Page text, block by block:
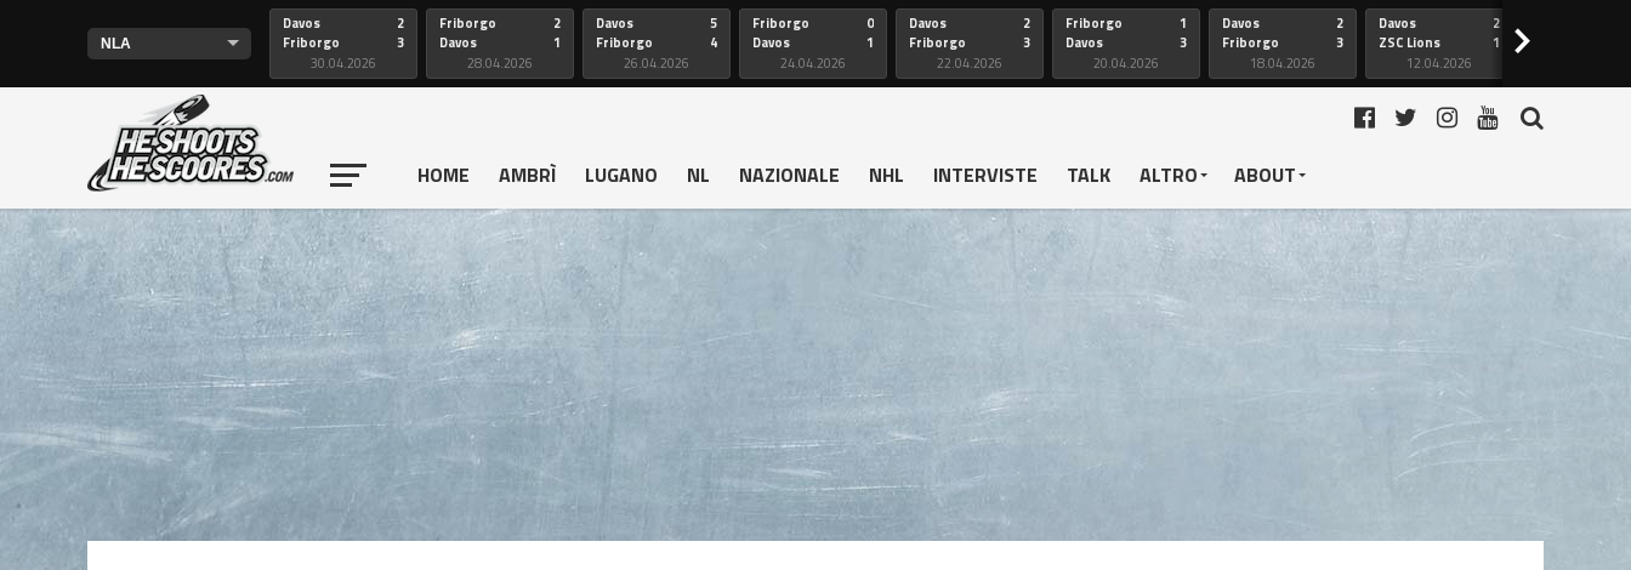
Davos
Friborgo
2
3
30.04.2026
Friborgo
Davos
2
1
28.04.2026
Davos
Friborgo
5
4
26.04.2026
Friborgo
Davos
0
1
24.04.2026
Davos
Friborgo
2
3
22.04.2026
Friborgo
Davos
1
3
20.04.2026
Davos
Friborgo
2
3
18.04.2026
Davos
ZSC Lions
2
1
12.04.2026
>
HOME AMBRÌ LUGANO NL NAZIONALE NHL INTERVISTE TALK ALTRO ABOUT